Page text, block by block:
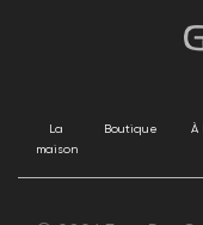
La
maison
Boutique
À